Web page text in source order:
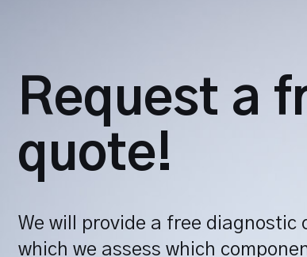
Request a
quote!
We will provide a free
which we assess which